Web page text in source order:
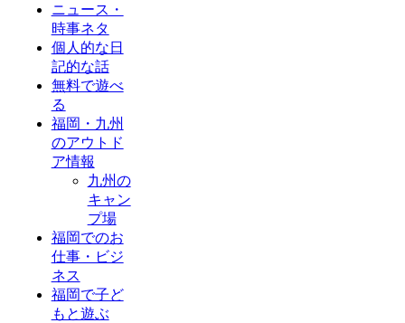
ニュース・
時事ネタ
個人的な日
記的な話
無料で遊べ
る
福岡・九州
のアウトド
ア情報
九州の
キャン
プ場
福岡でのお
仕事・ビジ
ネス
福岡で子ど
もと遊ぶ